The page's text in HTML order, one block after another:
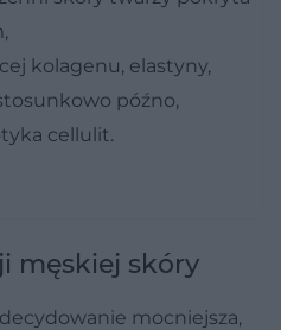
kolagenu, elastyny,
późno,
cellulit.
męskiej skóry
mocniejsza,